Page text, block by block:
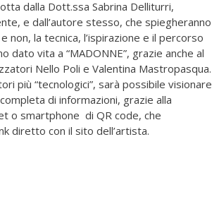
dalla Dott.ssa Sabrina Delliturri,
e dall’autore stesso, che spiegheranno
non, la tecnica, l’ispirazione e il percorso
dato vita a “MADONNE”, grazie anche al
Nello Poli e Valentina Mastropasqua.
più “tecnologici”, sarà possibile visionare
di informazioni, grazie alla
o smartphone di QR code, che
diretto con il sito dell’artista.